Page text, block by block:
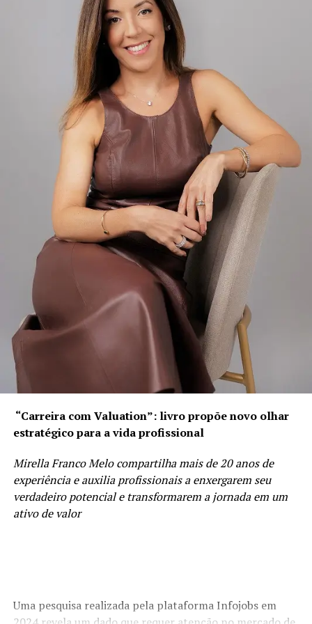
traria angústia e aflição.
Protocolado em 2023, o texto de Crivella foi,
inicialmente, apelidade de “anistia light” por abarcar
apenas manifestantes que se envolveram nos atos de 8
de Janeiro e não depredaram patrimônio público nem
atacaram policiais. Após a condenação de Bolsonaro e de
aliados do ex-presidente, o texto ganhou uma nova
discussão na Câmara…
BRASIL DAS INJUSTIÇAS… E O POVO PAGA A CONTA.
“Carreira com Valuation”: livro propõe novo olhar
estratégico para a vida profissional
Mirella Franco Melo compartilha mais de 20 anos de
experiência e auxilia profissionais a enxergarem seu
verdadeiro potencial e transformarem a jornada em um
ativo de valor
Uma pesquisa realizada pela plataforma Infojobs em